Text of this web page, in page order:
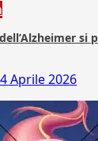
si
Aprile 2026